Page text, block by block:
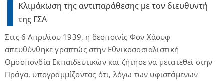
Κλιμάκωση της αντιπαράθεσης με τον διευθυντή
της ΓΣΑ
Στις 6 Απριλίου 1939, η δεσποινίς Φον Χάουφ
απευθύνθηκε γραπτώς στην Εθνικοσοσιαλιστική
Ομοσπονδία Εκπαιδευτικών και ζήτησε να μετατεθεί στην
Πράγα, υπογραμμίζοντας ότι, λόγω των υφιστάμενων